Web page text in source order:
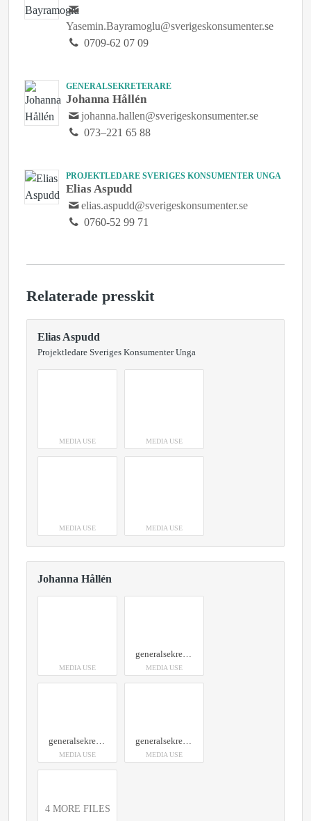
Yasemin.Bayramoglu@sverigeskonsumenter.se
0709-62 07 09
GENERALSEKRETERARE
Johanna Hållén
johanna.hallen@sverigeskonsumenter.se
073–221 65 88
PROJEKTLEDARE SVERIGES KONSUMENTER UNGA
Elias Aspudd
elias.aspudd@sverigeskonsumenter.se
0760-52 99 71
Relaterade presskit
Elias Aspudd
Projektledare Sveriges Konsumenter Unga
MEDIA USE MEDIA USE
MEDIA USE MEDIA USE
Johanna Hållén
MEDIA USE
generalsekreterare Sveriges Konsumenter
MEDIA USE
generalsekreterare Sveriges Konsumenter
MEDIA USE
generalsekreterare Sveriges Konsumenter
MEDIA USE
4 MORE FILES